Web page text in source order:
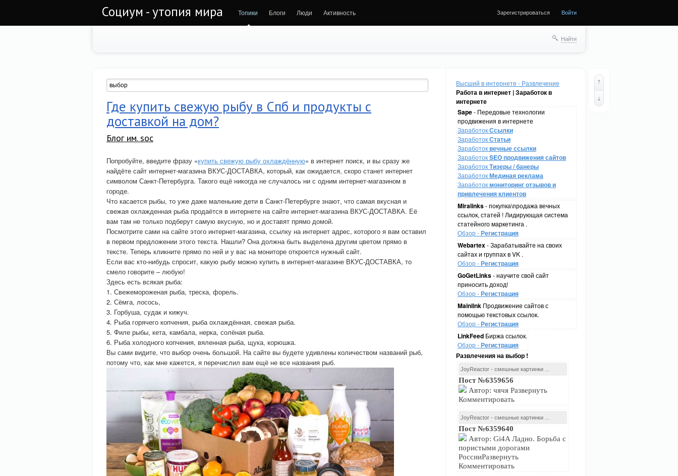
Социум - утопия мира Топики Блоги Люди Активность Зарегистрироваться Войти
Найти
Высший в интернете - Развлечение
Работа в интернет | Заработок в
интернете
Sape- Передовые технологии
продвижения в интернете
ЗаработокСсылки
ЗаработокСтатьи
Заработоквечные ссылки
ЗаработокSEO продвижения сайтов
ЗаработокТизеры / банеры
ЗаработокМединая реклама
Заработокмониторинг отзывов и
привлечения клиентов
Miralinks- покупка\продажа вечных
ссылок, статей ! Лидирующая система
статейного маркетинга .
Обзор -Регистрация
Webartex- Зарабатывайте на своих
сайтах и группах в VK .
Обзор -Регистрация
GoGetLinks- научите свой сайт
приносить доход!
Обзор -Регистрация
Mainlink Продвижение сайтов с
помощью текстовых ссылок.
Обзор -Регистрация
LinkFeed Биржа ссылок.
Обзор -Регистрация
Развлечения на выбор !
JoyReactor - смешные картинки ...
Пост №6359656
Автор: чячя Развернуть
Комментировать
JoyReactor - смешные картинки ...
Пост №6359640
Автор: Gi4A Ладно. Борьба с
пористыми дорогами
РоссииРазвернуть
Комментировать
Где купить свежую рыбу в Спб и продукты с
доставкой на дом?
Блог им. soc
Попробуйте, введите фразу «купить свежую рыбу охлаждённую» в интернет поиск, и вы сразу же
найдёте сайт интернет-магазина ВКУС-ДОСТАВКА, который, как ожидается, скоро станет интернет
символом Санкт-Петербурга. Такого ещё никогда не случалось ни с одним интернет-магазином в
городе.
Что касается рыбы, то уже даже маленькие дети в Санкт-Петербурге знают, что самая вкусная и
свежая охлажденная рыба продаётся в интернете на сайте интернет-магазина ВКУС-ДОСТАВКА. Её
вам там не только подберут самую вкусную, но и доставят прямо домой.
Посмотрите сами на сайте этого интернет-магазина, ссылку на интернет адрес, которого я вам оставил
в первом предложении этого текста. Нашли? Она должна быть выделена другим цветом прямо в
тексте. Теперь кликните прямо по ней и у вас на мониторе откроется нужный сайт.
Если вас кто-нибудь спросит, какую рыбу можно купить в интернет-магазине ВКУС-ДОСТАВКА, то
смело говорите – любую!
Здесь есть всякая рыба:
1. Свежемороженая рыба, треска, форель.
2. Сёмга, лосось,
3. Горбуша, судак и кижуч.
4. Рыба горячего копчения, рыба охлаждённая, свежая рыба.
5. Филе рыбы, кета, камбала, нерка, солёная рыба.
6. Рыба холодного копчения, вяленная рыба, щука, корюшка.
Вы сами видите, что выбор очень большой. На сайте вы будете удивлены количеством названий рыб,
потому что, как мне кажется, я перечислил вам ещё не все названия рыб.